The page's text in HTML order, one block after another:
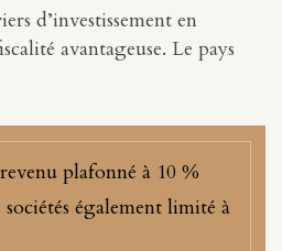
d’investissement en
avantageuse. Le pays
plafonné à 10 %
également limité à